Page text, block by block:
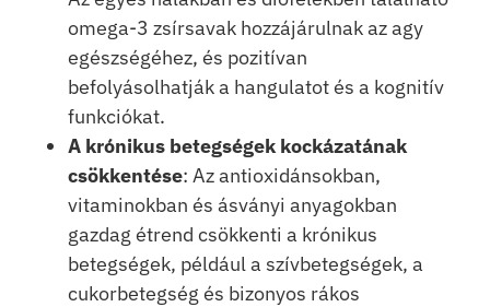
omega-3 zsírsavak hozzájárulnak az agy
egészségéhez, és pozitívan
befolyásolhatják a hangulatot és a kognitív
funkciókat.
A krónikus betegségek kockázatának
csökkentése: Az antioxidánsokban,
vitaminokban és ásványi anyagokban
gazdag étrend csökkenti a krónikus
betegségek, például a szívbetegségek, a
cukorbetegség és bizonyos rákos